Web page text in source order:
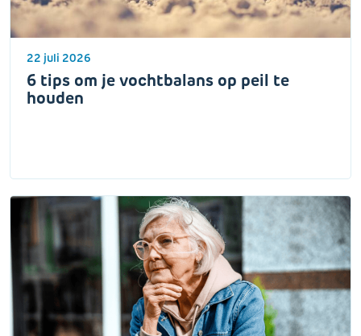
22 juli 2026
6 tips om je vochtbalans op peil te
houden